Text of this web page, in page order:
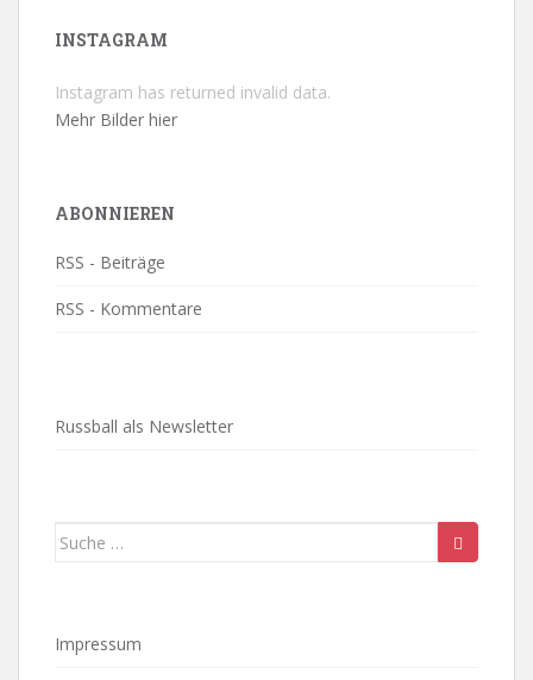
INSTAGRAM
Instagram has returned invalid data.
Mehr Bilder hier
ABONNIEREN
RSS - Beiträge
RSS - Kommentare
Russball als Newsletter
Suche
Impressum